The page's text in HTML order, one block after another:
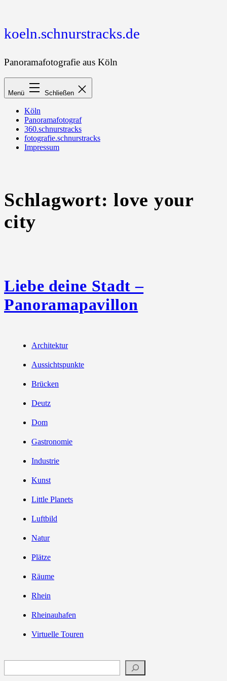
koeln.schnurstracks.de
Panoramafotografie aus Köln
Menü Schließen
Köln
Panoramafotograf
360.schnurstracks
fotografie.schnurstracks
Impressum
Schlagwort:love your
city
Liebe deine Stadt –
Panoramapavillon
Architektur
Aussichtspunkte
Brücken
Deutz
Dom
Gastronomie
Industrie
Kunst
Little Planets
Luftbild
Natur
Plätze
Räume
Rhein
Rheinauhafen
Virtuelle Touren